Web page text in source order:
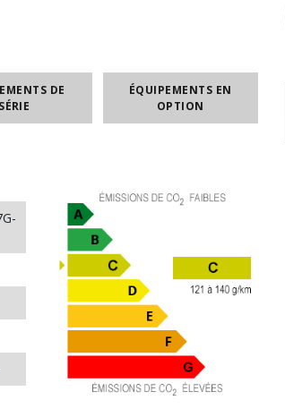
DE
SÉRIE
ÉQUIPEMENTS EN
OPTION